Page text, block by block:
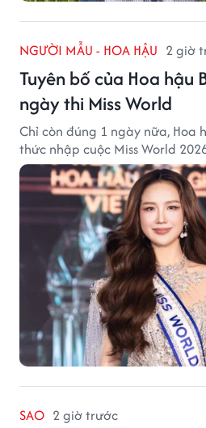
NGƯỜI MẪU - HOA HẬU 2 giờ
Tuyên bố của Hoa hậu
ngày thi Miss World
Chỉ còn đúng 1 ngày nữa, Hoa
thức nhập cuộc Miss World
SAO 2 giờ trước